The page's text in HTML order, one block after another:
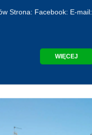
Strona: Facebook: E-mail:
WIĘCEJ